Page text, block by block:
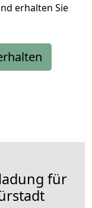
erhalten Sie
für